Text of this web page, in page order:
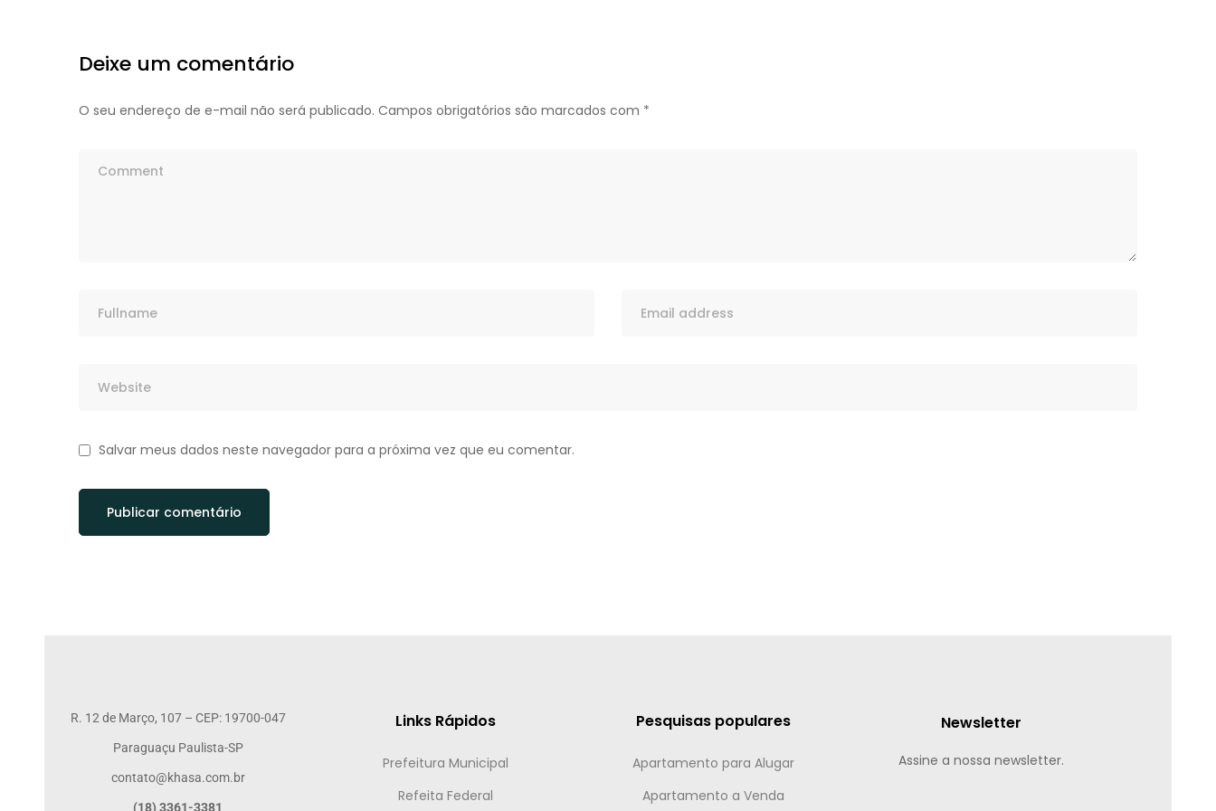
Deixe um comentário
O seu endereço de e-mail não será publicado. Campos obrigatórios são marcados com *
Salvar meus dados neste navegador para a próxima vez que eu comentar.
R. 12 de Março, 107 – CEP: 19700-047
Paraguaçu Paulista-SP
contato@khasa.com.br
(18) 3361-3381
Links Rápidos
Prefeitura Municipal
Refeita Federal
Pesquisas populares
Apartamento para Alugar
Apartamento a Venda
Newsletter
Assine a nossa newsletter.